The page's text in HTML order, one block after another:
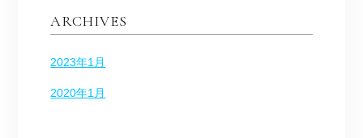
ARCHIVES
2023年1月
2020年1月